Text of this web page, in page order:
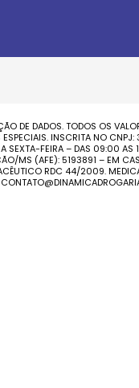
DE DADOS. TODOS OS
ESPECIAIS. INSCRITA NO
SEXTA-FEIRA – DAS 09:00
MS (AFE): 5193891 – EM
RDC 44/2009.